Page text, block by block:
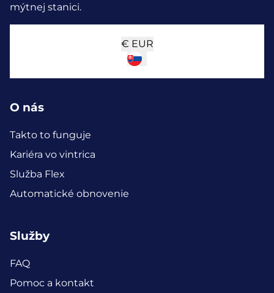
mýtnej stanici.
€ EUR
O nás
Takto to funguje
Kariéra vo vintrica
Služba Flex
Automatické obnovenie
Služby
FAQ
Pomoc a kontakt